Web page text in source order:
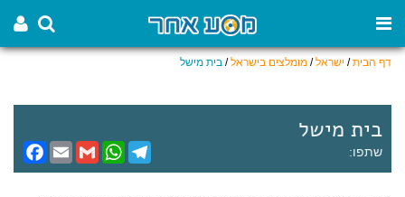
דף הבית/ ישראל/ מומלצים בישראל/ בית מישל
בית מישל
שתפו:
F
a
c
E
m
a
G
m
a
W
h
a
T
e
l